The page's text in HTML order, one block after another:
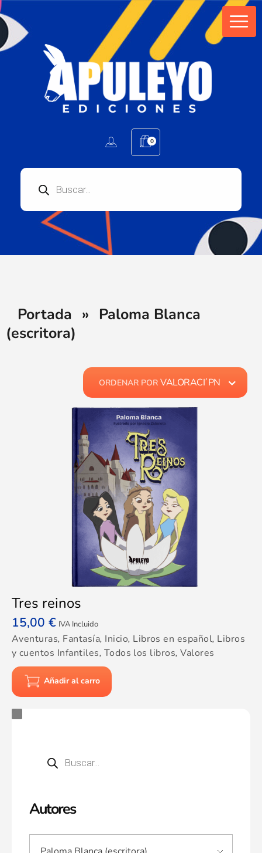
0
Portada » Paloma Blanca
(escritora)
Autores
ORDENAR PORVALORACI´PN
Tres reinos
15,00 € IVA Incluido
Aventuras, Fantasía, Inicio, Libros en español, Libros
y cuentos Infantiles, Todos los libros,Valores
Añadir al carro